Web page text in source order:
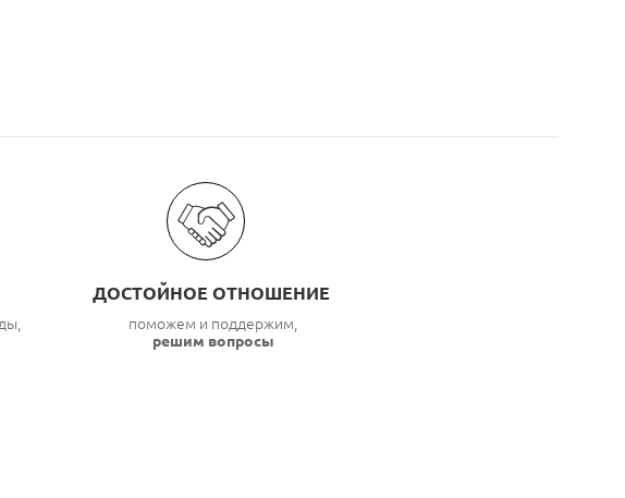
ДОСТОЙНОЕ ОТНОШЕНИЕ
поможем и поддержим,
решим вопросы